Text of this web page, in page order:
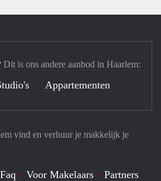
vind en verhuur je makkelijk je
Faq Voor Makelaars Partners
is ons andere aanbod in Haarlem:
Appartementen